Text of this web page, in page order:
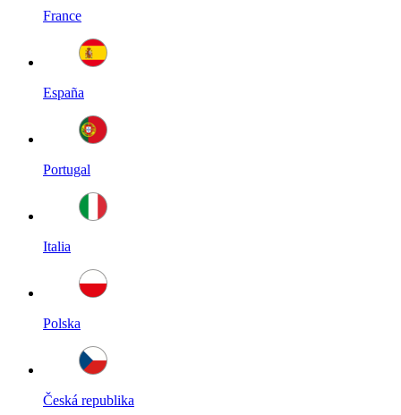
France
España
Portugal
Italia
Polska
Česká republika